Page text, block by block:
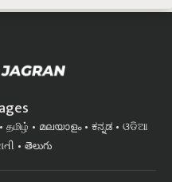
தமிழ் മലയാളം ಕನ್ನಡ
ଓଡିଆ
తెలుగు